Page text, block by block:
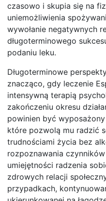
czasowo i skupia się na
uniemożliwienia
wywołanie negatywnych
długoterminowego
podaniu leku.
Długoterminowe
znacząco, gdy leczenie
intensywną terapią
zakończeniu okresu
powinien być
które pozwolą mu radzić
trudnościami życia bez
rozpoznawania
umiejętności radzenia
zdrowych relacji
przypadkach,